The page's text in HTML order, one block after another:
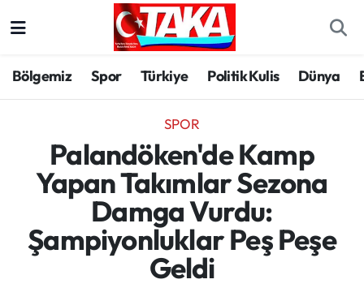
Bölgemiz Spor Türkiye Politik Kulis Dünya
SPOR
Palandöken'de Kamp
Yapan Takımlar Sezona
Damga Vurdu:
Şampiyonluklar Peş Peşe
Geldi
Spor
Türkiye
Kültür/Sanat
Politika
Trabzon Hava Durumu
Trabzon Trafik Yoğunluk Haritası
Süper Lig Puan Durumu ve Fikstür
Tüm Manşetler
Son Dakika Haberleri